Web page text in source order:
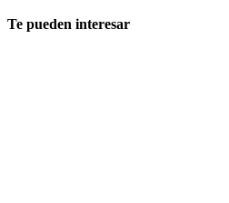
Te pueden interesar